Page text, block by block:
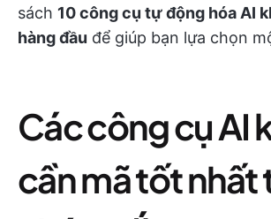
sách 10 công cụ tự động hóa AI
hàng đầu để giúp bạn lựa chọn
Các công cụ AI
cần mã tốt nhất